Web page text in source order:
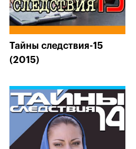
Тайны следствия-15
(2015)